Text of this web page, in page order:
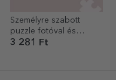
Személyre szabott
puzzle fotóval és
szöveggel - Fényes
3 281 Ft